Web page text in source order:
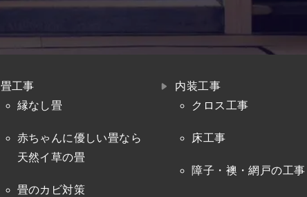
畳工事
縁なし畳
赤ちゃんに優しい畳なら
天然イ草の畳
畳のカビ対策
内装工事
クロス工事
床工事
障子・襖・網戸の工事